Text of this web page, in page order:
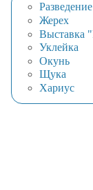
Жерех
Выставка
Уклейка
Окунь
Щука
Хариус